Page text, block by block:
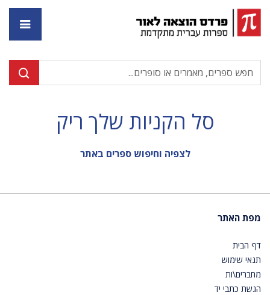
סל הקניות שלך ריק
לצפיה וחיפוש ספרים באתר
מפת האתר
דף הבית
תנאי שימוש
מחברים\ות
הגשת כתבי יד